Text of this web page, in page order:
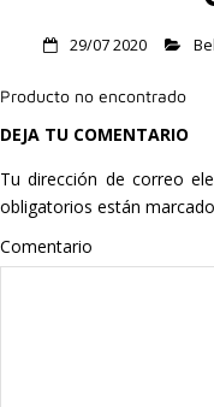
Hogar
Informática
Listas
29/07 2020
Producto no encontrado
DEJA TU COMENTARIO
Tu dirección de correo
obligatorios están
Comentario